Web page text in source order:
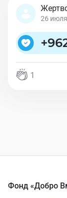
26
+
1
Фонд «Добро